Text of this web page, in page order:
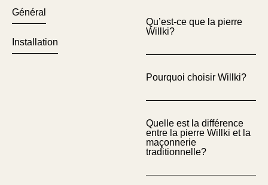
Général
Installation
Qu’est-ce que la pierre
Willki?
Pourquoi choisir Willki?
Quelle est la différence
entre la pierre Willki et la
maçonnerie
traditionnelle?